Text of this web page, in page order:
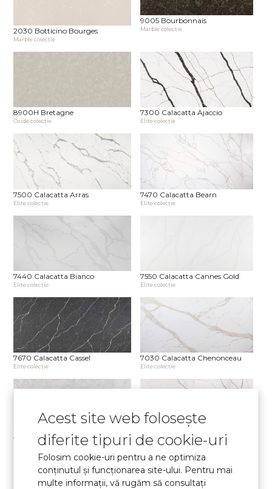
2030 Botticino Bourges
Marble сolecţie
9005 Bourbonnais
Marble сolecţie
8900H Bretagne
Oxide сolecţie
7300 Calacatta Ajaccio
Elite сolecţie
7500 Calacatta Arras
Elite сolecţie
7470 Calacatta Bearn
Elite сolecţie
7440 Calacatta Bianco
Elite сolecţie
7550 Calacatta Cannes Gold
Elite сolecţie
7670 Calacatta Cassel
Elite сolecţie
7030 Calacatta Chenonceau
Elite сolecţie
7540 Calacatta Concorde 7400 Calacatta Dauphine
Acest site web folosește
diferite tipuri de cookie-uri
Folosim cookie-uri pentru a ne optimiza
conținutul și funcționarea site-ului. Pentru mai
multe informații, vă rugăm să consultați